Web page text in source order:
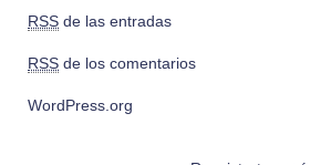
RSS de las entradas
RSS de los comentarios
WordPress.org